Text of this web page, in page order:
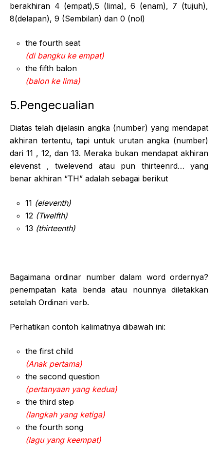
berakhiran 4 (empat),5 (lima), 6 (enam), 7 (tujuh),
8(delapan), 9 (Sembilan) dan 0 (nol)
the fourth seat
(di bangku ke empat)
the fifth balon
(balon ke lima)
5.Pengecualian
Diatas telah dijelasin angka (number) yang mendapat
akhiran tertentu, tapi untuk urutan angka (number)
dari 11 , 12, dan 13. Meraka bukan mendapat akhiran
elevenst , twelevend atau pun thirteenrd… yang
benar akhiran “TH” adalah sebagai berikut
11 (eleventh)
12 (Twelfth)
13 (thirteenth)
Bagaimana ordinar number dalam word ordernya?
penempatan kata benda atau nounnya diletakkan
setelah Ordinari verb.
Perhatikan contoh kalimatnya dibawah ini:
the first child
(Anak pertama)
the second question
(pertanyaan yang kedua)
the third step
(langkah yang ketiga)
the fourth song
(lagu yang keempat)